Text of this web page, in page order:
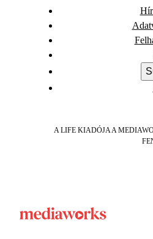
A LIFE KIADÓJA A